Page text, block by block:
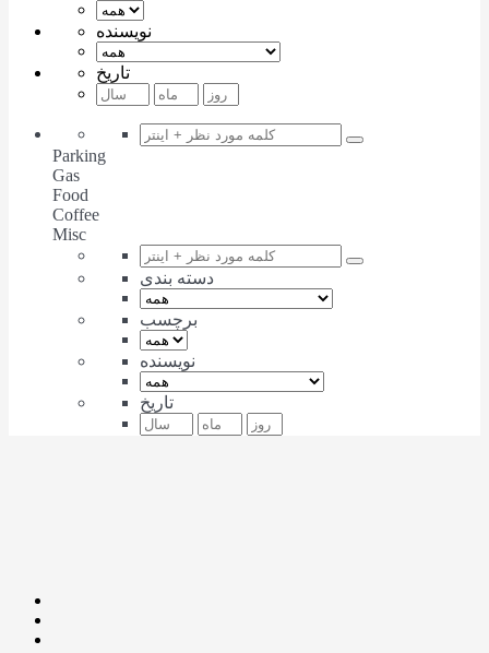
نویسنده
تاریخ
Parking
Gas
Food
Coffee
Misc
دسته بندی
برچسب
نویسنده
تاریخ